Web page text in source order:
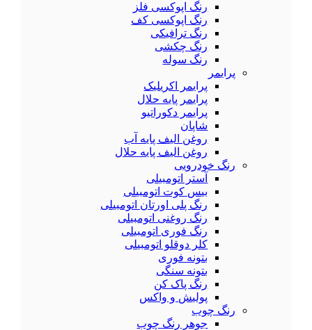
رنگ اپوکسی فلز
رنگ اپوکسی کف
رنگ ترافیکی
رنگ چکشی
رنگ سوله
پرایمر
پرایمر اکریلیک
پرایمر پایه حلال
پرایمر دکوراتیو
شاپان
روغن الیف پایه آب
روغن الیف پایه حلال
رنگ خودرویی
آستر اتومبیلی
بیس کوت اتومبیلی
رنگ پلی اورتان اتومبیلی
رنگ روغنی اتومبیلی
رنگ فوری اتومبیلی
کلر دوقلو اتومبیلی
بتونه فوری
بتونه سنگی
رنگ پاک کن
پولیش و واکس
رنگ چوب
جوهر رنگ چوب